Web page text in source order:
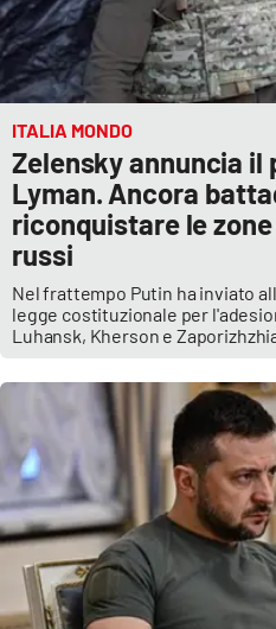
ITALIA MONDO
Zelensky annuncia il
Lyman. Ancora
riconquistare le
russi
Nel frattempo Putin ha inviato
legge costituzionale per
Luhansk, Kherson e